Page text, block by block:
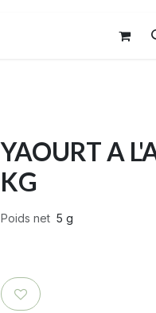
YAOURT A
KG
Poids net 5 g